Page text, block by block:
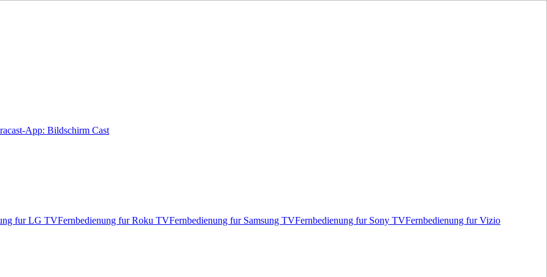
App: Bildschirm Cast
fur LG TVFernbedienung fur Roku TVFernbedienung fur Samsung TVFernbedienung fur Sony TVFernbedienung fur Vizio